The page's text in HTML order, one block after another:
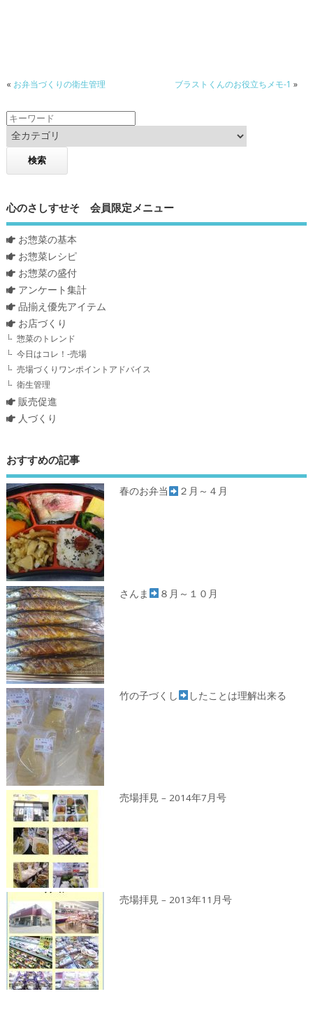
« お弁当づくりの衛生管理 ブラストくんのお役立ちメモ-1 »
心のさしすせそ 会員限定メニュー
お惣菜の基本
お惣菜レシピ
お惣菜の盛付
アンケート集計
品揃え優先アイテム
お店づくり
惣菜のトレンド
今日はコレ！-売場
売場づくりワンポイントアドバイス
衛生管理
販売促進
人づくり
おすすめの記事
春のお弁当 ２月～４月
さんま ８月～１０月
竹の子づくし したことは理解出来る
売場拝見 – 2014年7月号
売場拝見 – 2013年11月号